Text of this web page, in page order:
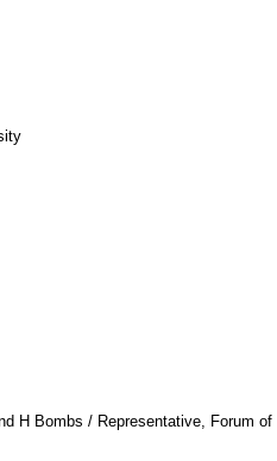
H Bombs / Representative, Forum